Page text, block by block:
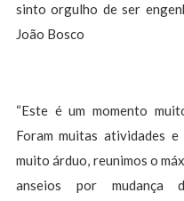
sinto orgulho de ser
João Bosco
“Este é um momento
Foram muitas atividades
muito árduo, reunimos o
anseios por mudança